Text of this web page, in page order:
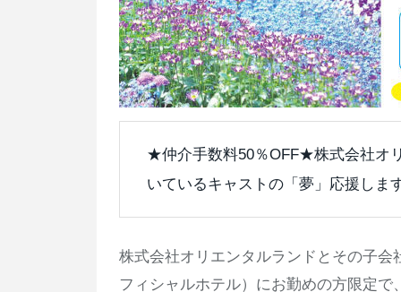
★仲介手数料50％OFF★株式会社オ
いているキャストの「夢」応援しま
株式会社オリエンタルランドとその子
フィシャルホテル）にお勤めの方限定で